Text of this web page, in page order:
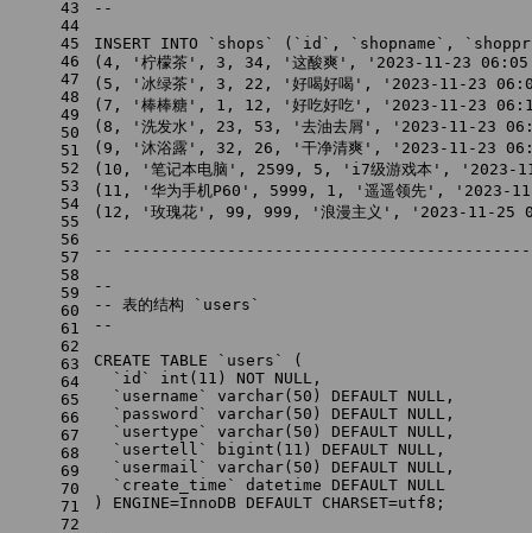
43
44
45
46
47
48
49
50
51
52
53
54
55
56
57
58
59
60
61
62
63
64
65
66
67
68
69
70
71
72
--
INSERT INTO `shops` (`id`, `shopname`,
( 4 , '柠檬茶' , 3 , 34 , '这酸爽' ,
'2023-11-23
( 5 , '冰绿茶' , 3 , 22 , '好喝好喝' ,
'2023-11-23
( 7 , '棒棒糖' , 1 , 12 , '好吃好吃' ,
'2023-11-23
( 8 , '洗发水' , 23 , 53 , '去油去屑' ,
'2023-11-23
( 9 , '沐浴露' , 32 , 26 , '干净清爽' ,
'2023-11-23
( 10 , '笔记本电脑' , 2599 , 5 , 'i7级游戏本' ,
'2023-
( 11 , '华为手机P60' , 5999 , 1 , '遥遥领先' ,
'2023-
( 12 , '玫瑰花' , 99 , 999 , '浪漫主义' , '2023-11-25
--
--
-- 表的结构 `users`
--
CREATE TABLE `users` (
  `id`
int ( 11 ) NOT NULL ,
  `username`
varchar( 50 ) DEFAULT NULL ,
  `password`
varchar( 50 ) DEFAULT NULL ,
  `usertype`
varchar( 50 ) DEFAULT NULL ,
  `usertell`
bigint ( 11 ) DEFAULT NULL ,
  `usermail`
varchar( 50 ) DEFAULT NULL ,
  `create_time` datetime
DEFAULT NULL
) ENGINE=InnoDB DEFAULT CHARSET=utf8;